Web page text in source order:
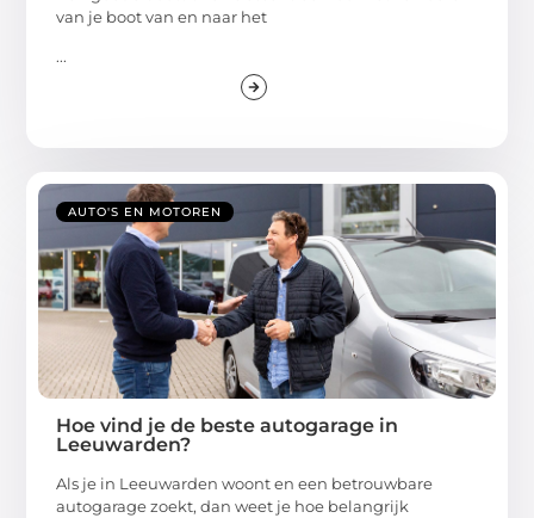
van je boot van en naar het
...
AUTO'S EN MOTOREN
Hoe vind je de beste autogarage in
Leeuwarden?
Als je in Leeuwarden woont en een betrouwbare
autogarage zoekt, dan weet je hoe belangrijk